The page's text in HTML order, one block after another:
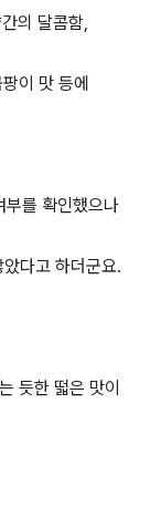
의 달콤함,
이 맛 등에
부를 확인했으나
다고 하더군요.
듯한 떫은 맛이